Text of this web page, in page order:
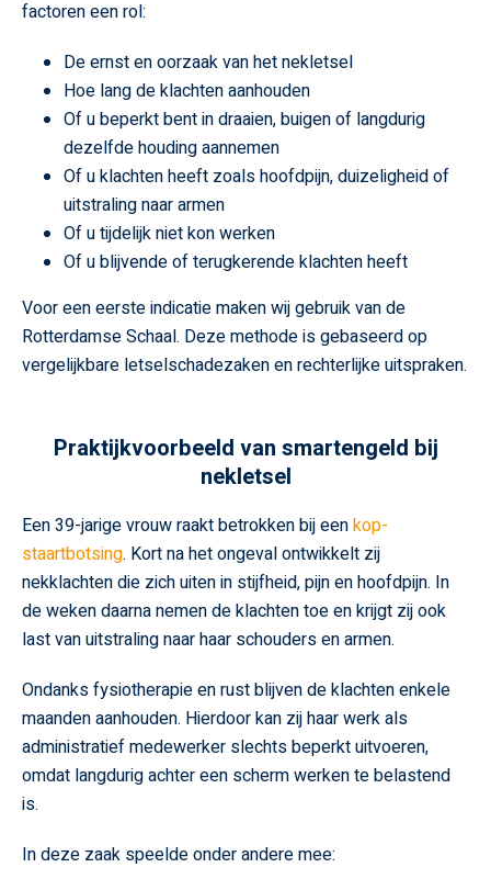
factoren een rol:
De ernst en oorzaak van het nekletsel
Hoe lang de klachten aanhouden
Of u beperkt bent in draaien, buigen of langdurig
dezelfde houding aannemen
Of u klachten heeft zoals hoofdpijn, duizeligheid of
uitstraling naar armen
Of u tijdelijk niet kon werken
Of u blijvende of terugkerende klachten heeft
Voor een eerste indicatie maken wij gebruik van de
Rotterdamse Schaal. Deze methode is gebaseerd op
vergelijkbare letselschadezaken en rechterlijke uitspraken.
Praktijkvoorbeeld van smartengeld bij
nekletsel
Een 39-jarige vrouw raakt betrokken bij eenkop-
staartbotsing. Kort na het ongeval ontwikkelt zij
nekklachten die zich uiten in stijfheid, pijn en hoofdpijn. In
de weken daarna nemen de klachten toe en krijgt zij ook
last van uitstraling naar haar schouders en armen.
Ondanks fysiotherapie en rust blijven de klachten enkele
maanden aanhouden. Hierdoor kan zij haar werk als
administratief medewerker slechts beperkt uitvoeren,
omdat langdurig achter een scherm werken te belastend
is.
In deze zaak speelde onder andere mee: